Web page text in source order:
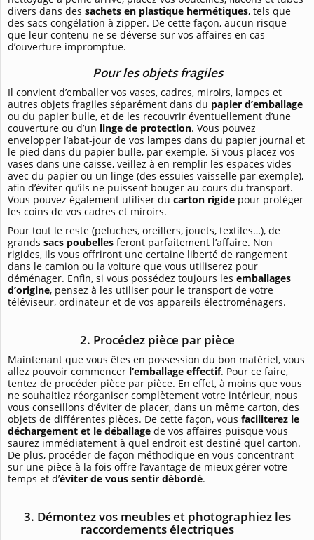
divers dans des sachets en plastique hermétiques, tels que
des sacs congélation à zipper. De cette façon, aucun risque
que leur contenu ne se déverse sur vos affaires en cas
d’ouverture impromptue.
Pour les objets fragiles
Il convient d’emballer vos vases, cadres, miroirs, lampes et
autres objets fragiles séparément dans du papier d’emballage
ou du papier bulle, et de les recouvrir éventuellement d’une
couverture ou d’un linge de protection. Vous pouvez
envelopper l’abat-jour de vos lampes dans du papier journal et
le pied dans du papier bulle, par exemple. Si vous placez vos
vases dans une caisse, veillez à en remplir les espaces vides
avec du papier ou un linge (des essuies vaisselle par exemple),
afin d’éviter qu’ils ne puissent bouger au cours du transport.
Vous pouvez également utiliser du carton rigide pour protéger
les coins de vos cadres et miroirs.
Pour tout le reste (peluches, oreillers, jouets, textiles…), de
grands sacs poubelles feront parfaitement l’affaire. Non
rigides, ils vous offriront une certaine liberté de rangement
dans le camion ou la voiture que vous utiliserez pour
déménager. Enfin, si vous possédez toujours les emballages
d’origine, pensez à les utiliser pour le transport de votre
téléviseur, ordinateur et de vos appareils électroménagers.
2. Procédez pièce par pièce
Maintenant que vous êtes en possession du bon matériel, vous
allez pouvoir commencer l’emballage effectif. Pour ce faire,
tentez de procéder pièce par pièce. En effet, à moins que vous
ne souhaitiez réorganiser complètement votre intérieur, nous
vous conseillons d’éviter de placer, dans un même carton, des
objets de différentes pièces. De cette façon, vous faciliterez le
déchargement et le déballage de vos affaires puisque vous
saurez immédiatement à quel endroit est destiné quel carton.
De plus, procéder de façon méthodique en vous concentrant
sur une pièce à la fois offre l’avantage de mieux gérer votre
temps et d’éviter de vous sentir débordé.
3. Démontez vos meubles et photographiez les
raccordements électriques